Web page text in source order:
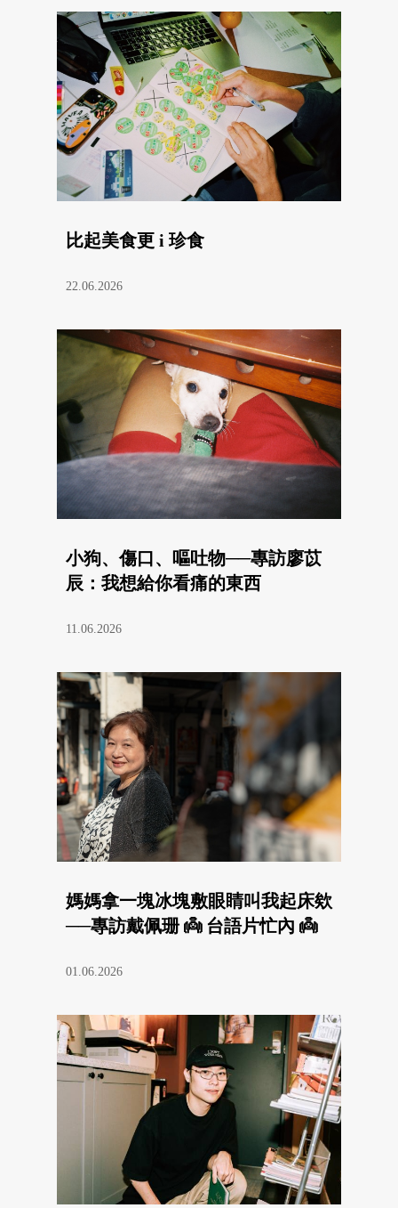
比起美食更 i 珍食
22.06.2026
小狗、傷口、嘔吐物──專訪廖苡
辰：我想給你看痛的東西
11.06.2026
媽媽拿一塊冰塊敷眼睛叫我起床欸
──專訪戴佩珊 👼 台語片忙內 👼
01.06.2026